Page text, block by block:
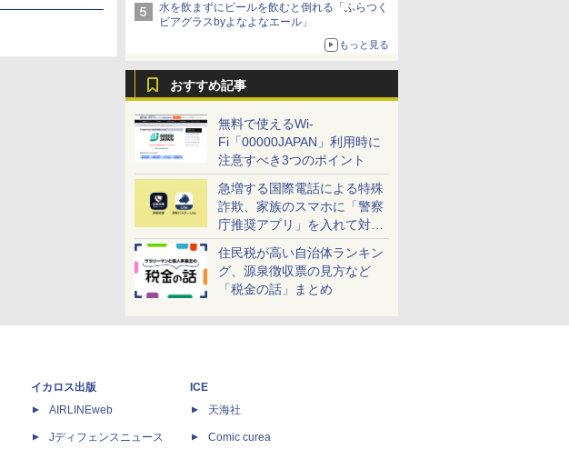
水を飲まずにビールを飲むと倒れる「ふらつく
ビアグラスbyよなよなエール」
もっと見る
おすすめ記事
無料で使えるWi-
Fi「00000JAPAN」利用時に
注意すべき3つのポイント
急増する国際電話による特殊
詐欺、家族のスマホに「警察
庁推奨アプリ」を入れて対策
しよう！
住民税が高い自治体ランキン
グ、源泉徴収票の見方など
「税金の話」まとめ
イカロス出版
AIRLINEweb
Jディフェンスニュース
ICE
天海社
Comic curea